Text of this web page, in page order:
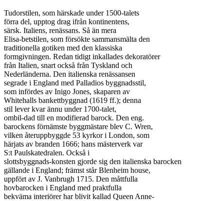
Tudorstilen, som härskade under 1500-talets
förra del, upptog drag ifrån kontinentens,
särsk. Italiens, renässans. Så än mera
Elisa-betstilen, som försökte sammansmälta den
traditionella gotiken med den klassiska
formgivningen. Redan tidigt inkallades dekoratörer
från Italien, snart också från Tyskland och
Nederländerna. Den italienska renässansen
segrade i England med Palladios byggnadsstil,
som infördes av Inigo Jones, skaparen av
Whitehalls bankettbyggnad (1619 ff.); denna
stil lever kvar ännu under 1700-talet,
ombil-dad till en modifierad barock. Den eng.
barockens förnämste byggmästare blev C. Wren,
vilken återuppbyggde 53 kyrkor i London, som
härjats av branden 1666; hans mästerverk var
S:t Paulskatedralen. Också i
slottsbyggnads-konsten gjorde sig den italienska barocken
gällande i England; främst står Blenheim house,
uppfört av J. Vanbrugh 1715. Den måttfulla
hovbarocken i England med praktfulla
bekväma interiörer har blivit kallad Queen Anne-